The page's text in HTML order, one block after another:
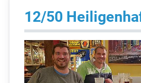
12/50